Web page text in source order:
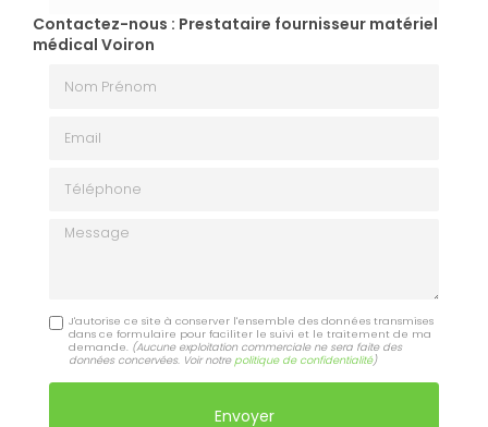
Contactez-nous : Prestataire fournisseur matériel
médical Voiron
Message
J'autorise ce site à conserver l'ensemble des données transmises
dans ce formulaire pour faciliter le suivi et le traitement de ma
demande. (Aucune exploitation commerciale ne sera faite des
données concervées. Voir notre politique de confidentialité)